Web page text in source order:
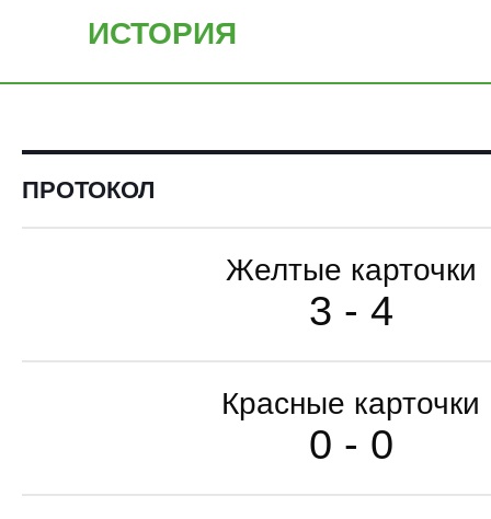
ИСТОРИЯ
ПРОТОКОЛ
Желтые карточки
3 - 4
Красные карточки
0 - 0